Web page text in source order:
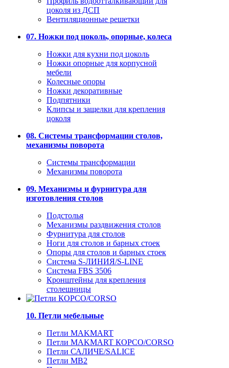
цоколя из ДСП
Вентиляционные решетки
07. Ножки под цоколь, опорные, колеса
Ножки для кухни под цоколь
Ножки опорные для корпусной
мебели
Колесные опоры
Ножки декоративные
Подпятники
Клипсы и защелки для крепления
цоколя
08. Системы трансформации столов,
механизмы поворота
Системы трансформации
Механизмы поворота
09. Механизмы и фурнитура для
изготовления столов
Подстолья
Механизмы раздвижения столов
Фурнитура для столов
Ноги для столов и барных стоек
Опоры для столов и барных стоек
Система S-ЛИНИЯ/S-LINE
Система FBS 3506
Кронштейны для крепления
столешницы
10. Петли мебельные
Петли MAKMART
Петли MAKMART КОРСО/CORSO
Петли САЛИЧЕ/SALICE
Петли MB2